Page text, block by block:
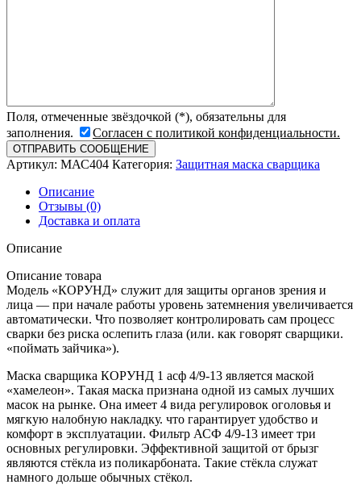
Поля, отмеченные звёздочкой (*), обязательны для
заполнения.
Согласен с политикой конфиденциальности.
Артикул: МАС404 Категория: Защитная маска сварщика
Описание
Отзывы (0)
Доставка и оплата
Описание
Описание товара
Модель «КОРУНД» служит для защиты органов зрения и
лица — при начале работы уровень затемнения увеличивается
автоматически. Что позволяет контролировать сам процесс
сварки без риска ослепить глаза (или. как говорят сварщики.
«поймать зайчика»).
Маска сварщика КОРУНД 1 асф 4/9-13 является маской
«хамелеон». Такая маска признана одной из самых лучших
масок на рынке. Она имеет 4 вида регулировок оголовья и
мягкую налобную накладку. что гарантирует удобство и
комфорт в эксплуатации. Фильтр АСФ 4/9-13 имеет три
основных регулировки. Эффективной защитой от брызг
являются стёкла из поликарбоната. Такие стёкла служат
намного дольше обычных стёкол.